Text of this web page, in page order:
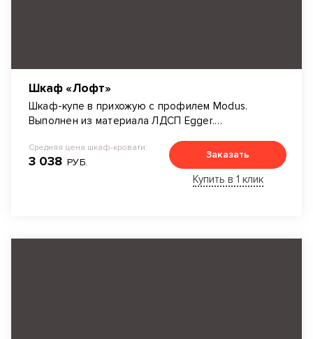
Шкаф «Лофт»
Шкаф-купе в прихожую с профилем Modus.
Выполнен из материала ЛДСП Egger.
Лакобель.
Средняя цена шкаф-кровати:
3 038 РУБ.
Заказать
Купить в 1 клик